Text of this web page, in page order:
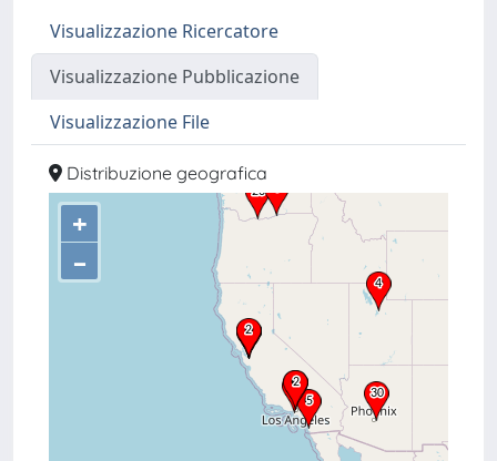
Visualizzazione Ricercatore
Visualizzazione Pubblicazione
Visualizzazione File
Distribuzione geografica
+
–